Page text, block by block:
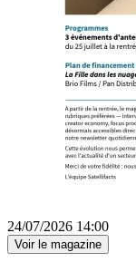
24/07/2026 14:00
Voir le magazine